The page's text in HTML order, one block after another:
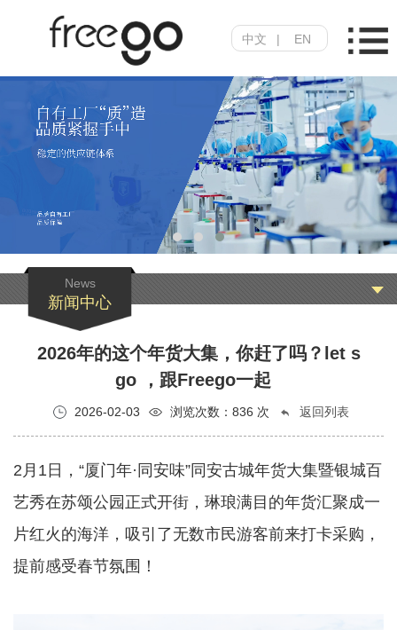
中文 | EN
News
新闻中心
2026年的这个年货大集，你赶了吗？let s
go ，跟Freego一起
2026-02-03 浏览次数：836 次 返回列表
2月1日，“厦门年·同安味”同安古城年货大集暨银城百
艺秀在苏颂公园正式开街，琳琅满目的年货汇聚成一
片红火的海洋，吸引了无数市民游客前来打卡采购，
提前感受春节氛围！